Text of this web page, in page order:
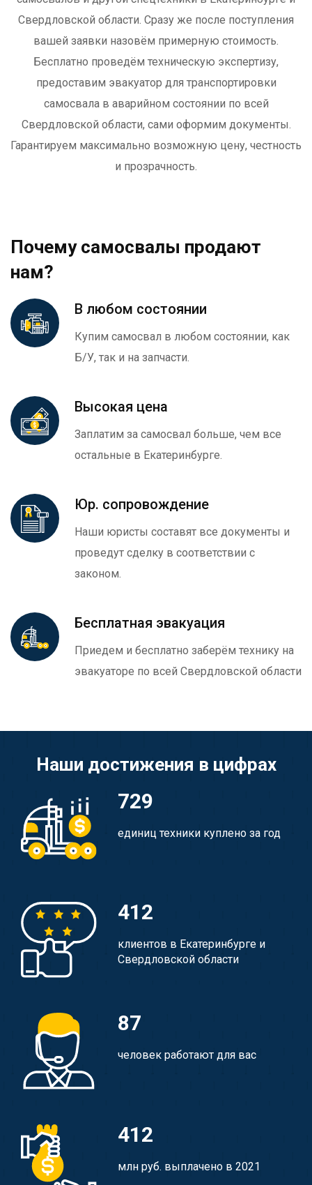
Свердловской области. Сразу же после поступления
вашей заявки назовём примерную стоимость.
Бесплатно проведём техническую экспертизу,
предоставим эвакуатор для транспортировки
самосвала в аварийном состоянии по всей
Свердловской области, сами оформим документы.
Гарантируем максимально возможную цену, честность
и прозрачность.
Почему самосвалы продают
нам?
В любом состоянии
Купим самосвал в любом состоянии, как
Б/У, так и на запчасти.
Высокая цена
Заплатим за самосвал больше, чем все
остальные в Екатеринбурге.
Юр. сопровождение
Наши юристы составят все документы и
проведут сделку в соответствии с
законом.
Бесплатная эвакуация
Приедем и бесплатно заберём технику на
эвакуаторе по всей Свердловской области
Наши достижения в цифрах
729
единиц техники куплено за год
412
клиентов в Екатеринбурге и
Свердловской области
87
человек работают для вас
412
млн руб. выплачено в 2021